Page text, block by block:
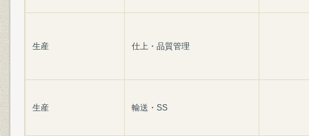
生産 仕上・品質管理
生産 輸送・SS